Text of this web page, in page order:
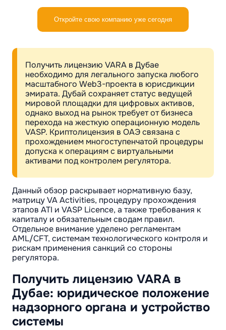
Откройте свою компанию уже сегодня
Получить лицензию VARA в Дубае
необходимо для легального запуска любого
масштабного Web3-проекта в юрисдикции
эмирата. Дубай сохраняет статус ведущей
мировой площадки для цифровых активов,
однако выход на рынок требует от бизнеса
перехода на жесткую операционную модель
VASP. Криптолицензия в ОАЭ связана с
прохождением многоступенчатой процедуры
допуска к операциям с виртуальными
активами под контролем регулятора.
Данный обзор раскрывает нормативную базу,
матрицу VA Activities, процедуру прохождения
этапов ATI и VASP Licence, а также требования к
капиталу и обязательным сводам правил.
Отдельное внимание уделено регламентам
AML/CFT, системам технологического контроля и
рискам применения санкций со стороны
регулятора.
Получить лицензию VARA в
Дубае: юридическое положение
надзорного органа и устройство
системы